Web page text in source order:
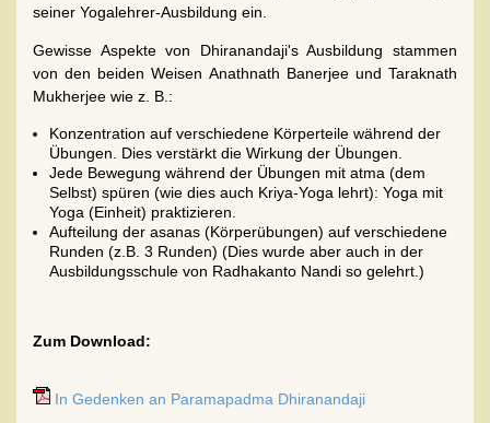
seiner Yogalehrer-Ausbildung ein.
Gewisse Aspekte von Dhiranandaji's Ausbildung stammen
von den beiden Weisen Anathnath Banerjee und Taraknath
Mukherjee wie z. B.:
Konzentration auf verschiedene Körperteile während der
Übungen. Dies verstärkt die Wirkung der Übungen.
Jede Bewegung während der Übungen mit atma (dem
Selbst) spüren (wie dies auch Kriya-Yoga lehrt): Yoga mit
Yoga (Einheit) praktizieren.
Aufteilung der asanas (Körperübungen) auf verschiedene
Runden (z.B. 3 Runden) (Dies wurde aber auch in der
Ausbildungsschule von Radhakanto Nandi so gelehrt.)
Zum Download:
In Gedenken an Paramapadma Dhiranandaji